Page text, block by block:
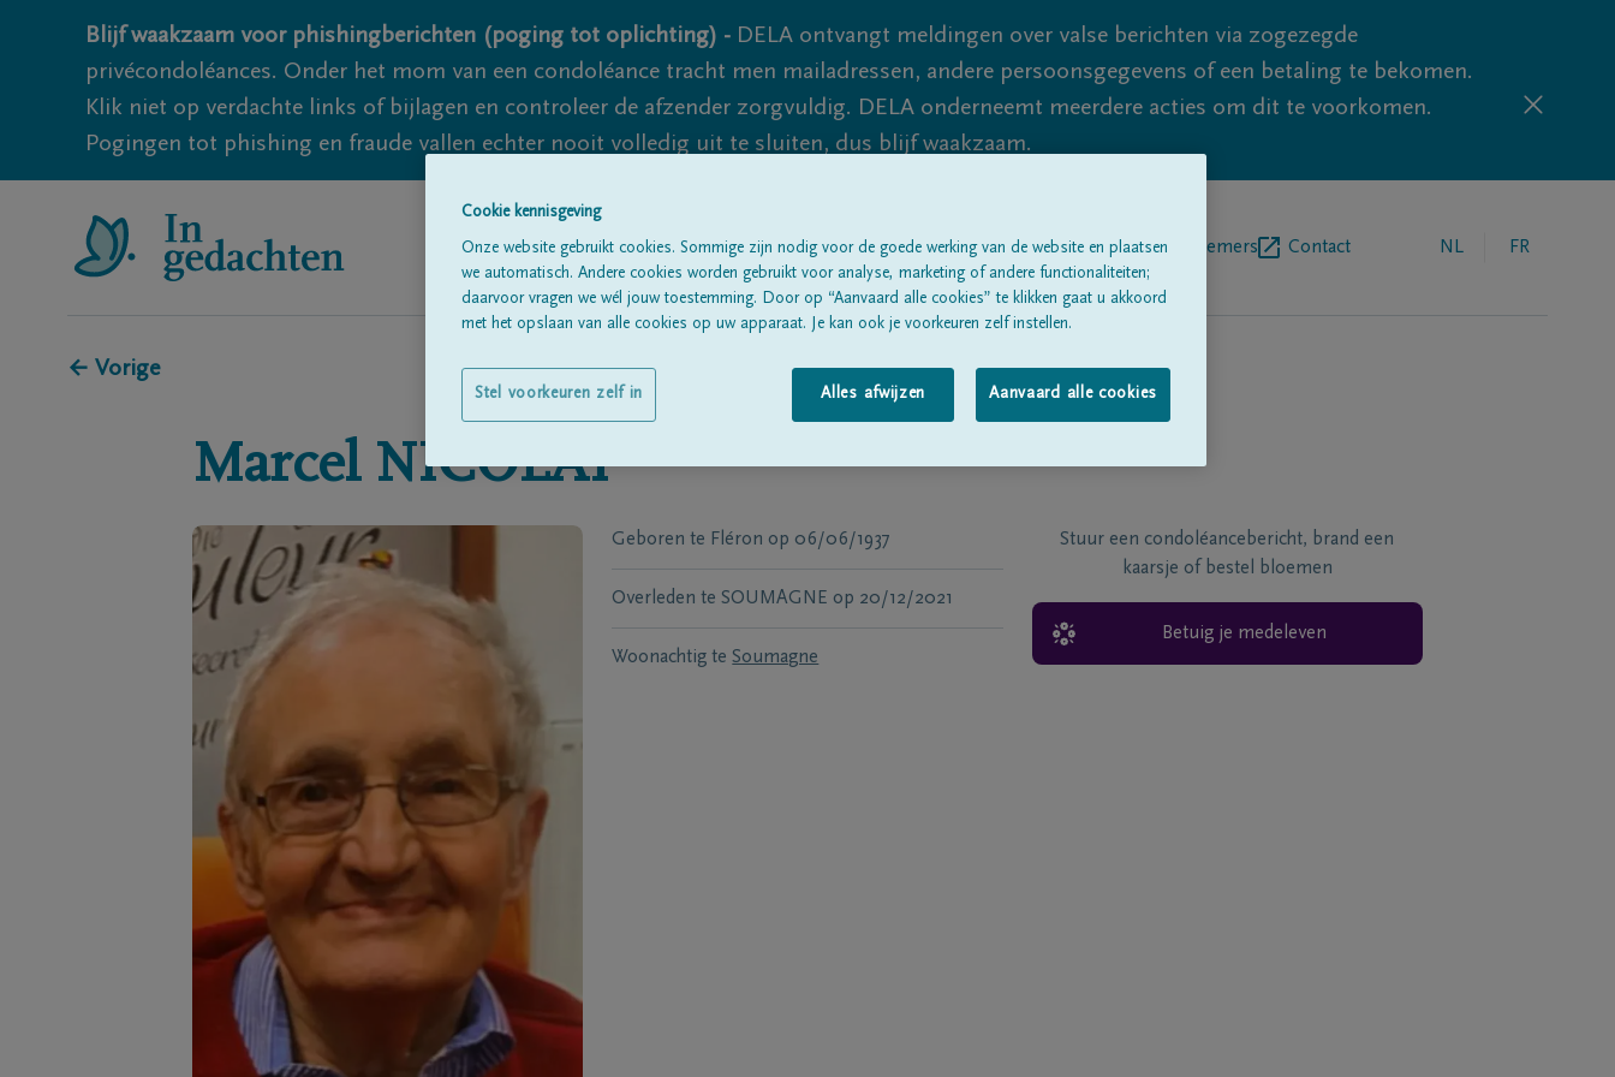
Blijf waakzaam voor phishingberichten (poging tot oplichting) - DELA ontvangt meldingen over valse berichten via zogezegde
privécondoléances. Onder het mom van een condoléance tracht men mailadressen, andere persoonsgegevens of een betaling te bekomen.
Klik niet op verdachte links of bijlagen en controleer de afzender zorgvuldig. DELA onderneemt meerdere acties om dit te voorkomen.
Pogingen tot phishing en fraude vallen echter nooit volledig uit te sluiten, dus blijf waakzaam.
Alle rouwberichtenOver onsBegrafenisondernemers Contact NL FR
← Vorige
Marcel NICOLAI
Geboren te Fléron op 06/06/1937
Overleden te SOUMAGNE op 20/12/2021
Woonachtig te Soumagne
Stuur een condoléancebericht, brand een
kaarsje of bestel bloemen
Betuig je medeleven
Cookie kennisgeving
Onze website gebruikt cookies. Sommige zijn nodig voor de goede werking van de website en plaatsen
we automatisch. Andere cookies worden gebruikt voor analyse, marketing of andere functionaliteiten;
daarvoor vragen we wél jouw toestemming. Door op “Aanvaard alle cookies” te klikken gaat u akkoord
met het opslaan van alle cookies op uw apparaat. Je kan ook je voorkeuren zelf instellen.
Alles afwijzen Aanvaard alle cookies
Stel voorkeuren zelf in